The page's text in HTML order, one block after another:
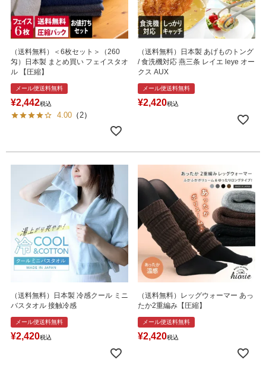
（送料無料）＜6枚セット＞（260
匁）日本製 まとめ買い フェイスタオ
ル 【圧縮】
メール便送料無料
¥2,442税込
4.00 （ 2）
（送料無料）日本製 あげものトング
/ 食洗機対応 燕三条 レイエ leye オー
クス AUX
メール便送料無料
¥2,420税込
（送料無料）日本製 冷感クール ミニ
バスタオル 接触冷感
メール便送料無料
¥2,420税込
（送料無料）レッグウォーマー あっ
たか2重編み【圧縮】
メール便送料無料
¥2,420税込